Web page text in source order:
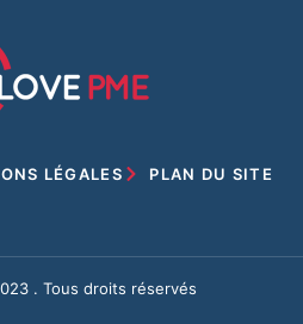
LÉGALES PLAN DU SITE
. Tous droits réservés